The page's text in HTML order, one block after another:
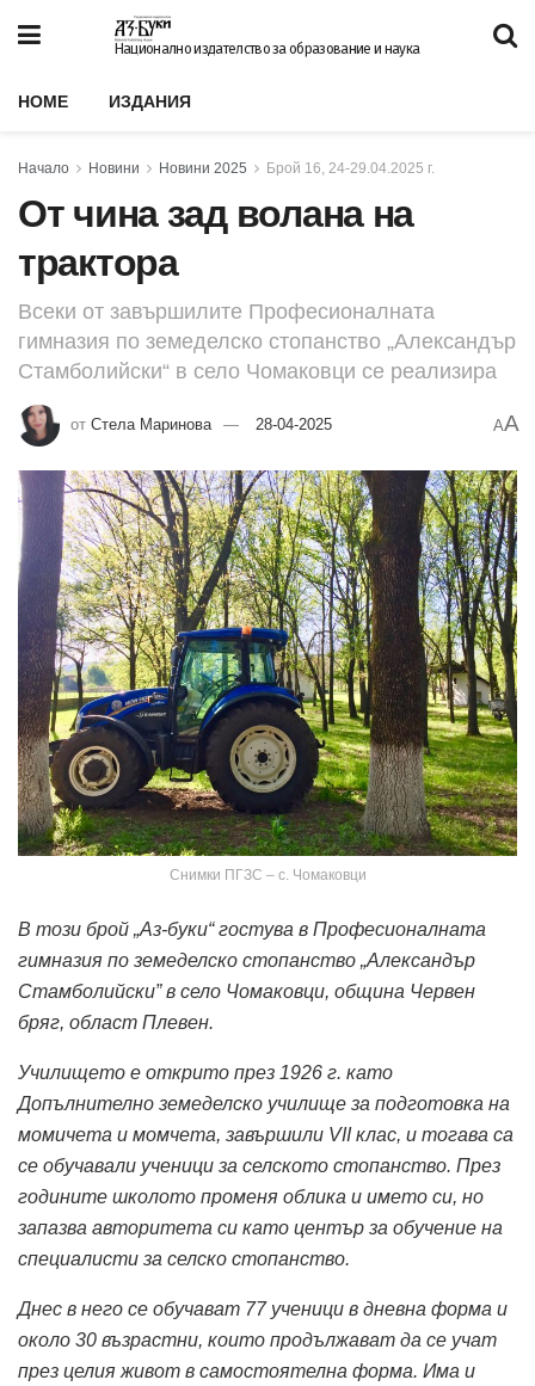
Национално издателство за образование и наука
HOME ИЗДАНИЯ
Начало Новини Новини 2025 Брой 16, 24-29.04.2025 г.
От чина зад волана на
трактора
Всеки от завършилите Професионалната
гимназия по земеделско стопанство „Александър
Стамболийски“ в село Чомаковци се реализира
от Стела Маринова 28-04-2025 AA
Снимки ПГЗС – с. Чомаковци
В този брой „Аз-буки“ гостува в Професионалната
гимназия по земеделско стопанство „Александър
Стамболийски” в село Чомаковци, община Червен
бряг, област Плевен.
Училището е открито през 1926 г. като
Допълнително земеделско училище за подготовка на
момичета и момчета, завършили VIIклас, и тогава са
се обучавали ученици за селското стопанство. През
годините школото променя облика и името си, но
запазва авторитета си като център за обучение на
специалисти за селско стопанство.
Днес в него се обучават 77 ученици в дневна форма и
около 30 възрастни, които продължават да се учат
през целия живот в самостоятелна форма. Има и